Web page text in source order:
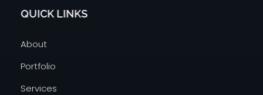
QUICK LINKS
About
Portfolio
Services